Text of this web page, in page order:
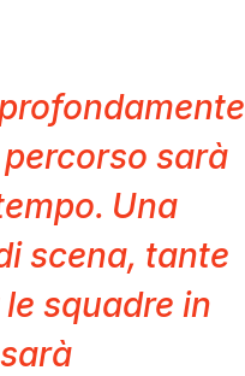
sarà
Una
scena, tante
squadre in